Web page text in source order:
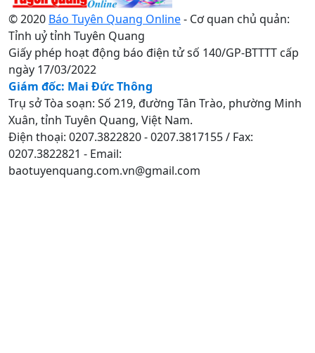
© 2020 Báo Tuyên Quang Online- Cơ quan chủ quản:
Tỉnh uỷ tỉnh Tuyên Quang
Giấy phép hoạt động báo điện tử số 140/GP-BTTTT cấp
ngày 17/03/2022
Giám đốc: Mai Đức Thông
Trụ sở Tòa soạn: Số 219, đường Tân Trào, phường Minh
Xuân, tỉnh Tuyên Quang, Việt Nam.
Điện thoại: 0207.3822820 - 0207.3817155 / Fax:
0207.3822821 - Email:
baotuyenquang.com.vn@gmail.com